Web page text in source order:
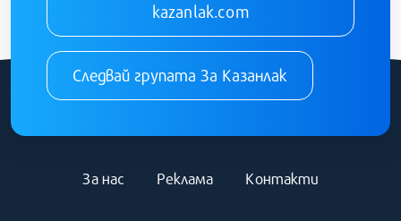
kazanlak.com
Следвай групата За Казанлак
За нас Реклама Контакти